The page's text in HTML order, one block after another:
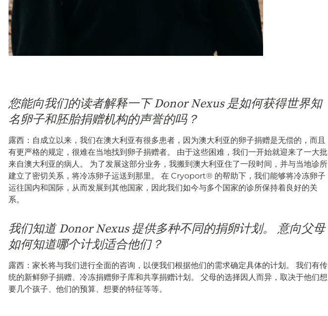
您能向我们的读者解释一下 Donor Nexus 是如何获得世界知
名卵子和胚胎捐赠机构的声誉的吗？
露西：自成立以来，我们在澳大利亚有很多患者，因为澳大利亚的卵子捐赠是无偿的，而且
有更严格的规定，很难在当地找到卵子捐赠者。 由于这些困难，我们一开始就迎来了一大批
来自澳大利亚的病人。 为了发展这部分业务，我搬到澳大利亚住了一段时间，并与当地诊所
建立了密切关系，将冷冻卵子运送到那里。 在 Cryoport® 的帮助下，我们能够将冷冻卵子
运往国内和国际，从而发展到其他国家，因此我们如今与多个国家的诊所保持着良好的关
系。
我们知道 Donor Nexus 提供多种不同的捐卵计划。 意向父母
如何知道哪个计划适合他们？
露西：家长将与我们进行全面的咨询，以便我们根据他们的需求确定具体的计划。 我们有传
统的新鲜卵子捐赠、冷冻捐赠卵子库和共享捐赠计划。 父母的选择因人而异，取决于他们想
要几个孩子、他们的预算、想要的特征等等。